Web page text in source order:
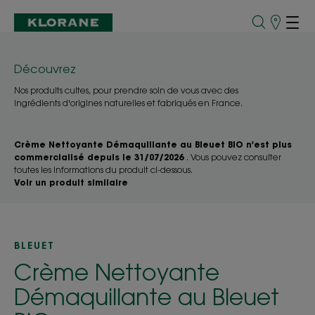
Points
Crème Nettoyante Démaquillante au Bleuet BIO n'est plus
commercialisé depuis le 31/07/2026 . Vous pouvez consulter
toutes les informations du produit ci-dessous.
Voir un produit similaire
Découvrez
Nos produits cultes, pour prendre soin de vous avec des
ingrédients d'origines naturelles et fabriqués en France.
BLEUET
Crème Nettoyante
Démaquillante au Bleuet